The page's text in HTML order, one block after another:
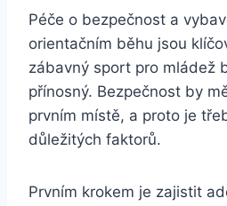
Péče o bezpečnost a
orientačním běhu jsou
zábavný sport pro mládež
přínosný. Bezpečnost by
prvním místě, a proto je
důležitých faktorů.
Prvním krokem je zajistit